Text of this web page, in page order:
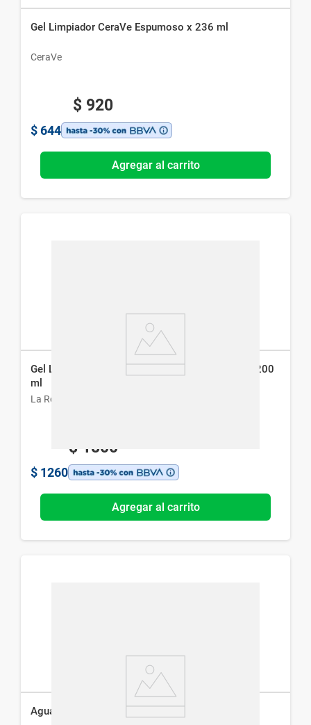
Gel Limpiador CeraVe Espumoso x 236 ml
CeraVe
$ 920
$ 644
Agregar al carrito
Gel Limpiador La Roche Posay Facial Mela B3 x 200
ml
La Roche-Posay
$ 1800
$ 1260
Agregar al carrito
Agua Micelar Cerave Limpiadora x 295 ml